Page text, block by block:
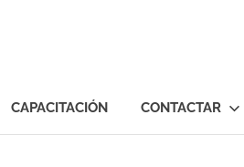
CAPACITACIÓN CONTACTAR